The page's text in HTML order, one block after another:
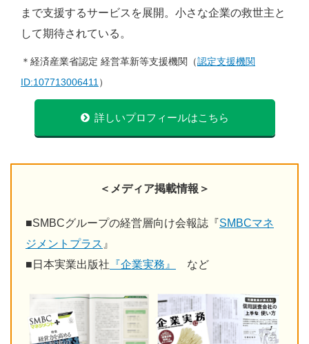
まで支援するサービスを展開。小さな企業の救世主と
して期待されている。
＊経済産業省認定 経営革新等支援機関（認定支援機関
ID:107713006411）
詳しいプロフィールはこちら
＜メディア掲載情報＞
■SMBCグループの経営層向け会報誌『 SMBCマネ
ジメントプラス 』
■ 日本実業出版社 『企業実務』 など